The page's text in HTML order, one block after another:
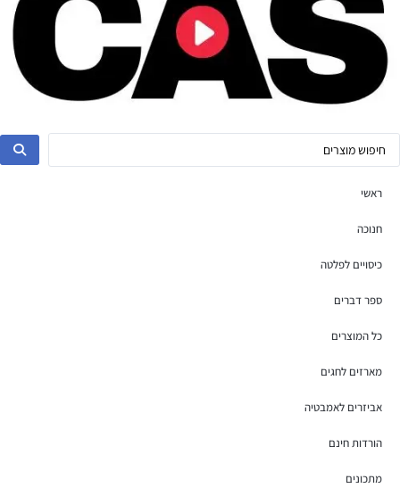
ראשי
חנוכה
כיסויים לפלטה
ספר דברים
כל המוצרים
מארזים לחגים
אביזרים לאמבטיה
הורדות חינם
מתכונים